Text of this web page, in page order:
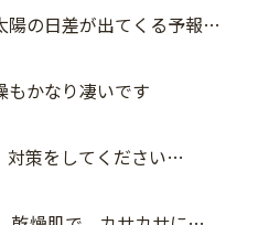
陽の日差が出てくる予報…
もかなり凄いです
対策をしてください…